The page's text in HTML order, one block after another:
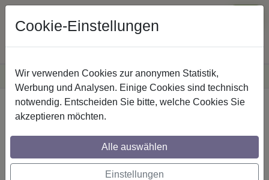
VersandkostenfreieLieferung innerhalb Deutschlands
Sichere Zahlung
Startseite Jalousien
Kreative Akzente setzen
mit farbenfrischen
Cookie-Einstellungen
Wir verwenden Cookies zur anonymen Statistik,
Werbung und Analysen. Einige Cookies sind technisch
notwendig. Entscheiden Sie bitte, welche Cookies Sie
akzeptieren möchten.
Alle auswählen
Einstellungen